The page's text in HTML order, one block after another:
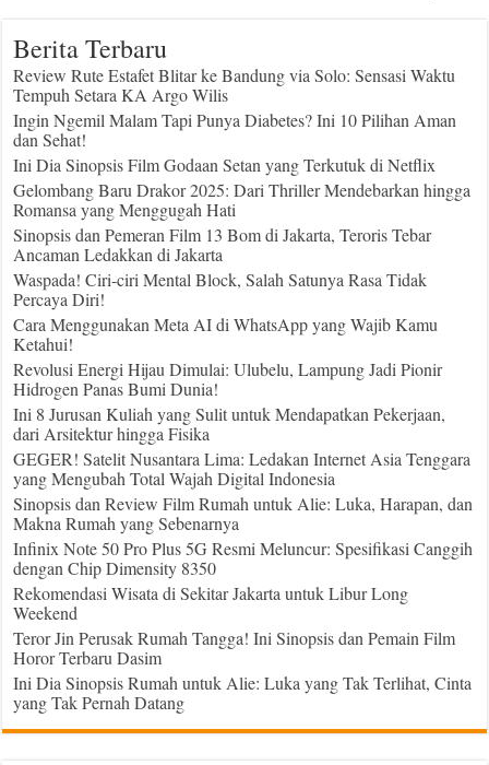
Berita Terbaru
Review Rute Estafet Blitar ke Bandung via Solo: Sensasi Waktu
Tempuh Setara KA Argo Wilis
Ingin Ngemil Malam Tapi Punya Diabetes? Ini 10 Pilihan Aman
dan Sehat!
Ini Dia Sinopsis Film Godaan Setan yang Terkutuk di Netflix
Gelombang Baru Drakor 2025: Dari Thriller Mendebarkan hingga
Romansa yang Menggugah Hati
Sinopsis dan Pemeran Film 13 Bom di Jakarta, Teroris Tebar
Ancaman Ledakkan di Jakarta
Waspada! Ciri-ciri Mental Block, Salah Satunya Rasa Tidak
Percaya Diri!
Cara Menggunakan Meta AI di WhatsApp yang Wajib Kamu
Ketahui!
Revolusi Energi Hijau Dimulai: Ulubelu, Lampung Jadi Pionir
Hidrogen Panas Bumi Dunia!
Ini 8 Jurusan Kuliah yang Sulit untuk Mendapatkan Pekerjaan,
dari Arsitektur hingga Fisika
GEGER! Satelit Nusantara Lima: Ledakan Internet Asia Tenggara
yang Mengubah Total Wajah Digital Indonesia
Sinopsis dan Review Film Rumah untuk Alie: Luka, Harapan, dan
Makna Rumah yang Sebenarnya
Infinix Note 50 Pro Plus 5G Resmi Meluncur: Spesifikasi Canggih
dengan Chip Dimensity 8350
Rekomendasi Wisata di Sekitar Jakarta untuk Libur Long
Weekend
Teror Jin Perusak Rumah Tangga! Ini Sinopsis dan Pemain Film
Horor Terbaru Dasim
Ini Dia Sinopsis Rumah untuk Alie: Luka yang Tak Terlihat, Cinta
yang Tak Pernah Datang